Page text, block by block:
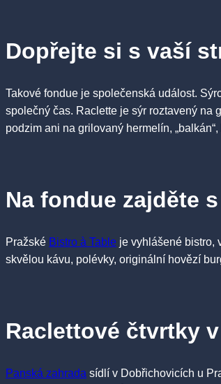
Dopřejte si s vaší
Takové fondue je společenská událost.
společný čas. Raclette je sýr roztavený na
podzim ani na grilovaný hermelín,
Na fondue zajděte
Pražské Bistro à Table je vyhlášené bistro,
skvělou kávu, polévky, originální hovězí
Raclettové čtvrtky
Panská zahrada sídlí v Dobřichovicích u